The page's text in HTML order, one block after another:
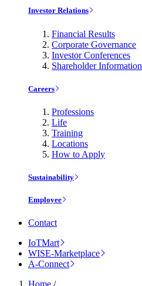
Investor Relations
Financial Results
Corporate Governance
Investor Conferences
Shareholder Information
Careers
Professions
Life
Training
Locations
How to Apply
Sustainability
Employee
Contact
IoTMart
WISE-Marketplace
A-Connect